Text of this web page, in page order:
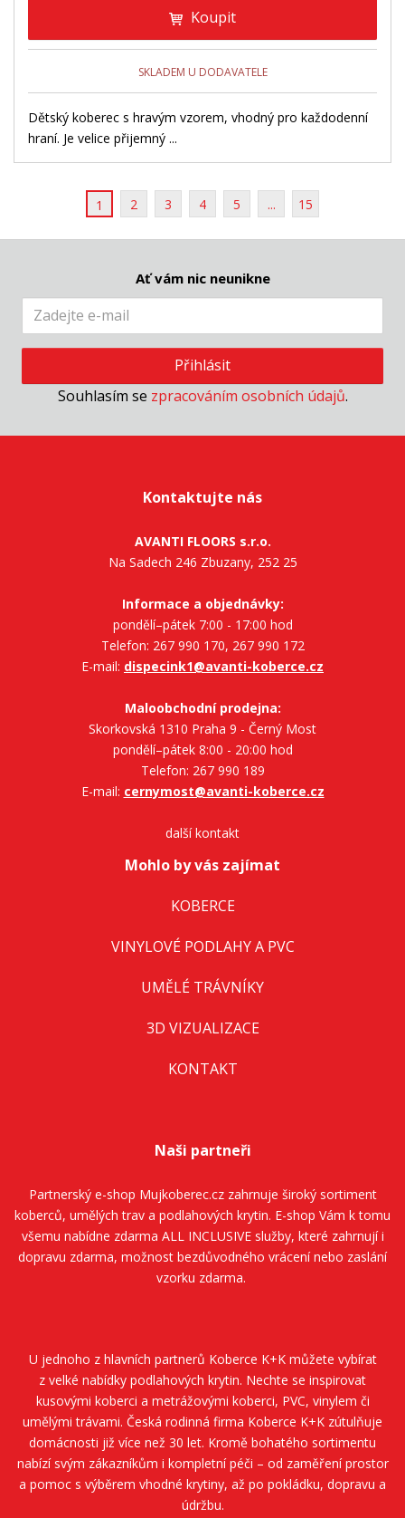
Koupit
SKLADEM U DODAVATELE
Dětský koberec s hravým vzorem, vhodný pro každodenní
hraní. Je velice přijemný ...
1 2 3 4 5 ... 15
Ať vám nic neunikne
Přihlásit
Souhlasím se zpracováním osobních údajů.
Kontaktujte nás
AVANTI FLOORS s.r.o.
Na Sadech 246 Zbuzany, 252 25
Informace a objednávky:
pondělí–pátek 7:00 - 17:00 hod
Telefon: 267 990 170, 267 990 172
E-mail: dispecink1@avanti-koberce.cz
Maloobchodní prodejna:
Skorkovská 1310 Praha 9 - Černý Most
pondělí–pátek 8:00 - 20:00 hod
Telefon: 267 990 189
E-mail: cernymost@avanti-koberce.cz
další kontakt
Mohlo by vás zajímat
KOBERCE
VINYLOVÉ PODLAHY A PVC
UMĚLÉ TRÁVNÍKY
3D VIZUALIZACE
KONTAKT
Naši partneři
Partnerský e-shop Mujkoberec.czzahrnuje široký sortiment
koberců, umělých trav a podlahových krytin. E-shop Vám k tomu
všemu nabídne zdarma ALL INCLUSIVE služby, které zahrnují i
dopravu zdarma, možnost bezdůvodného vrácení nebo zaslání
vzorku zdarma.
U jednoho z hlavních partnerů Koberce K+Kmůžete vybírat
z velké nabídky podlahových krytin. Nechte se inspirovat
kusovými koberci a metrážovými koberci, PVC, vinylem či
umělými trávami. Česká rodinná firma Koberce K+K zútulňuje
domácnosti již více než 30 let. Kromě bohatého sortimentu
nabízí svým zákazníkům i kompletní péči – od zaměření prostor
a pomoc s výběrem vhodné krytiny, až po pokládku, dopravu a
údržbu.